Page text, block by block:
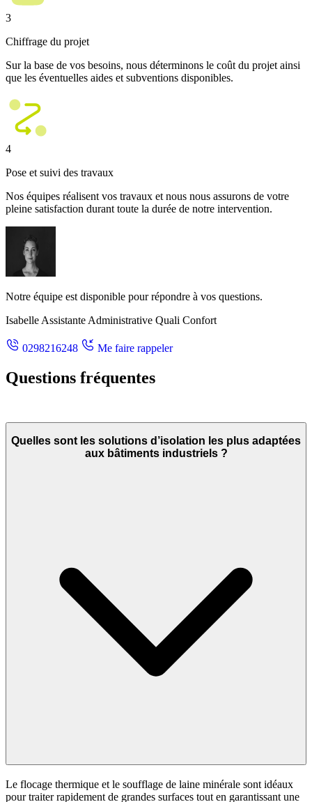
3
Chiffrage du projet
Sur la base de vos besoins, nous déterminons le coût du projet ainsi
que les éventuelles aides et subventions disponibles.
4
Pose et suivi des travaux
Nos équipes réalisent vos travaux et nous nous assurons de votre
pleine satisfaction durant toute la durée de notre intervention.
Notre équipe est disponible pour répondre à vos questions.
Isabelle Assistante Administrative Quali Confort
0298216248 Me faire rappeler
Questions fréquentes
Quelles sont les solutions d’isolation les plus adaptées
aux bâtiments industriels ?
Le flocage thermique et le soufflage de laine minérale sont idéaux
pour traiter rapidement de grandes surfaces tout en garantissant une